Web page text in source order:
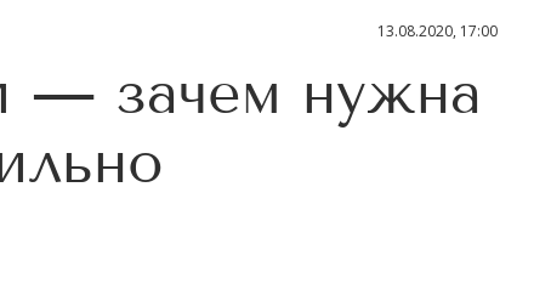
13.08.2020, 17:00
— зачем нужна